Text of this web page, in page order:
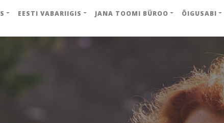
EESTI VABARIIGIS JANA TOOMI BÜROO ÕIGUSABI